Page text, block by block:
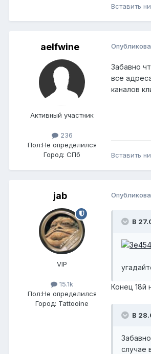
Вставить
aelfwine
Активный участник
236
Пол:Не определился
Город: СПб
Забавно
все
каналов
Вставить
jab
VIP
15.1k
Пол:Не определился
Город: Tattooine
В
Конец 18й
В
случае